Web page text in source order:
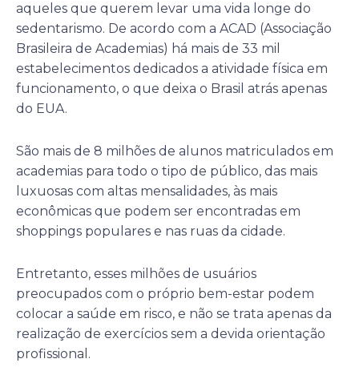
aqueles que querem levar uma vida longe do
sedentarismo. De acordo com a ACAD (Associação
Brasileira de Academias) há mais de 33 mil
estabelecimentos dedicados a atividade física em
funcionamento, o que deixa o Brasil atrás apenas
do EUA.
São mais de 8 milhões de alunos matriculados em
academias para todo o tipo de público, das mais
luxuosas com altas mensalidades, às mais
econômicas que podem ser encontradas em
shoppings populares e nas ruas da cidade.
Entretanto, esses milhões de usuários
preocupados com o próprio bem-estar podem
colocar a saúde em risco, e não se trata apenas da
realização de exercícios sem a devida orientação
profissional.